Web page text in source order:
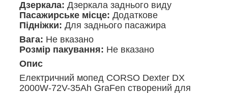
Дзеркала: Дзеркала заднього виду
Пасажирське місце: Додаткове
Підніжки: Для заднього пасажира
Вага: Не вказано
Розмір пакування: Не вказано
Опис
Електричний мопед CORSO Dexter DX
2000W-72V-35Ah GraFen створений для